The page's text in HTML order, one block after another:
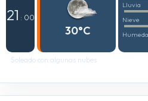
21 : 00
30°C
Lluvia
Nieve
Soleado con algunas nubes